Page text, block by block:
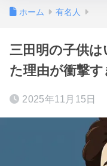
ホーム 有名人
三田明の子供
た理由が衝撃す
2025年11月15日